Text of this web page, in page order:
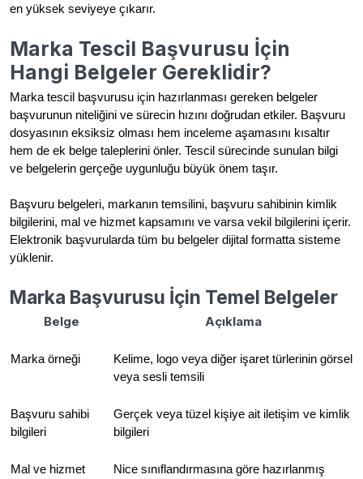
en yüksek seviyeye çıkarır.
Marka Tescil Başvurusu İçin
Hangi Belgeler Gereklidir?
Marka tescil başvurusu için hazırlanması gereken belgeler
başvurunun niteliğini ve sürecin hızını doğrudan etkiler. Başvuru
dosyasının eksiksiz olması hem inceleme aşamasını kısaltır
hem de ek belge taleplerini önler. Tescil sürecinde sunulan bilgi
ve belgelerin gerçeğe uygunluğu büyük önem taşır.
Başvuru belgeleri, markanın temsilini, başvuru sahibinin kimlik
bilgilerini, mal ve hizmet kapsamını ve varsa vekil bilgilerini içerir.
Elektronik başvurularda tüm bu belgeler dijital formatta sisteme
yüklenir.
Marka Başvurusu İçin Temel Belgeler
Belge Açıklama
Marka örneği
Kelime, logo veya diğer işaret türlerinin görsel
veya sesli temsili
Başvuru sahibi
bilgileri
Gerçek veya tüzel kişiye ait iletişim ve kimlik
bilgileri
Mal ve hizmet
Nice sınıflandırmasına göre hazırlanmış